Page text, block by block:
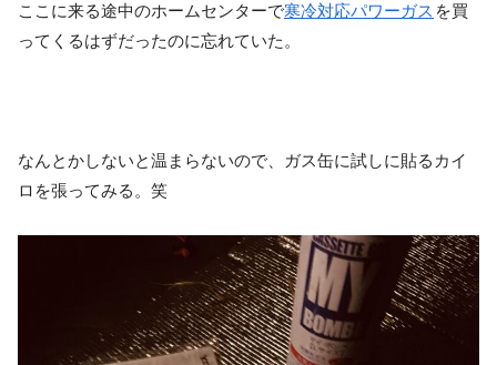
ここに来る途中のホームセンターで寒冷対応パワーガス を買
ってくるはずだったのに忘れていた。
なんとかしないと温まらないので、ガス缶に試しに貼るカイ
ロを張ってみる。笑